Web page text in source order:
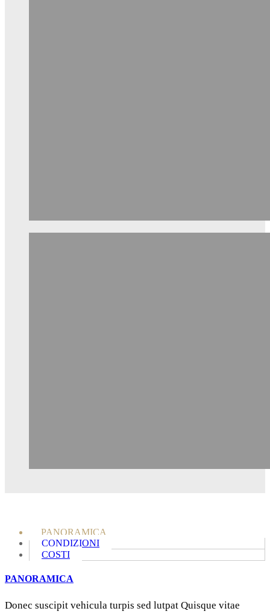
PANORAMICA
CONDIZIONI
COSTI
PANORAMICA
Donec suscipit vehicula turpis sed lutpat Quisque vitae